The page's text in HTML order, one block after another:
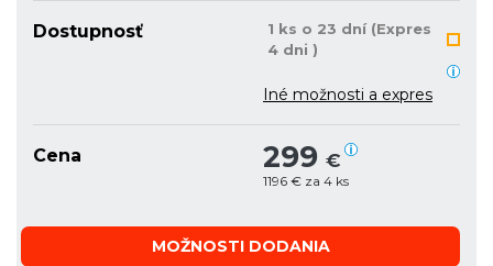
Dostupnosť
1 ks o 23 dní (Expres
4 dni )
Iné možnosti a expres
Cena 299 €
1196 € za 4 ks
MOŽNOSTI DODANIA